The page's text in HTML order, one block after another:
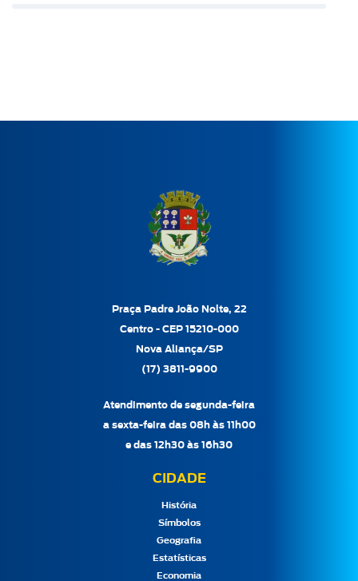
Praça Padre João Nolte, 22
Centro - CEP 15210-000
Nova Aliança/SP
(17) 3811-9900
Atendimento de segunda-feira
a sexta-feira das 08h às 11h00
e das 12h30 às 16h30
CIDADE
História
Símbolos
Geografia
Estatísticas
Economia